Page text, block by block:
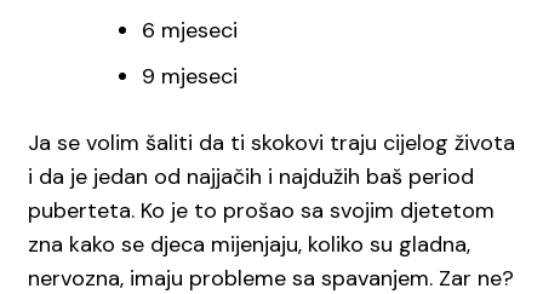
6 mjeseci
9 mjeseci
Ja se volim šaliti da ti skokovi traju cijelog života
i da je jedan od najjačih i najdužih baš period
puberteta. Ko je to prošao sa svojim djetetom
zna kako se djeca mijenjaju, koliko su gladna,
nervozna, imaju probleme sa spavanjem. Zar ne?